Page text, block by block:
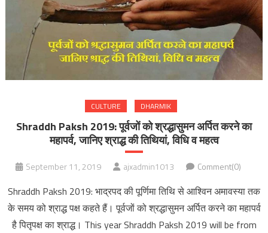
CULTURE DHARMIK
Shraddh Paksh 2019: पूर्वजों को श्रद्धासुमन अर्पित करने का
महापर्व, जानिए श्राद्ध की तिथियां, विधि व महत्व
September 11, 2019 ajxadmin1013 Comment(0)
Shraddh Paksh 2019: भाद्रपद की पूर्णिमा तिथि से आश्विन अमावस्या तक
के समय को श्राद्ध पक्ष कहते हैं। पूर्वजों को श्रद्धासुमन अर्पित करने का महापर्व
है पितृपक्ष का श्राद्ध। This year Shraddh Paksh 2019 will be from